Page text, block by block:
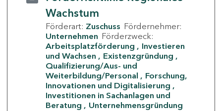
Wachstum
Förderart: Zuschuss Fördernehmer:
Unternehmen Förderzweck:
Arbeitsplatzförderung
Investieren
und Wachsen
Existenzgründung
Qualifizierung/Aus- und
Weiterbildung/Personal
Forschung,
Innovationen und Digitalisierung
Investitionen in Sachanlagen und
Beratung
Unternehmensgründung